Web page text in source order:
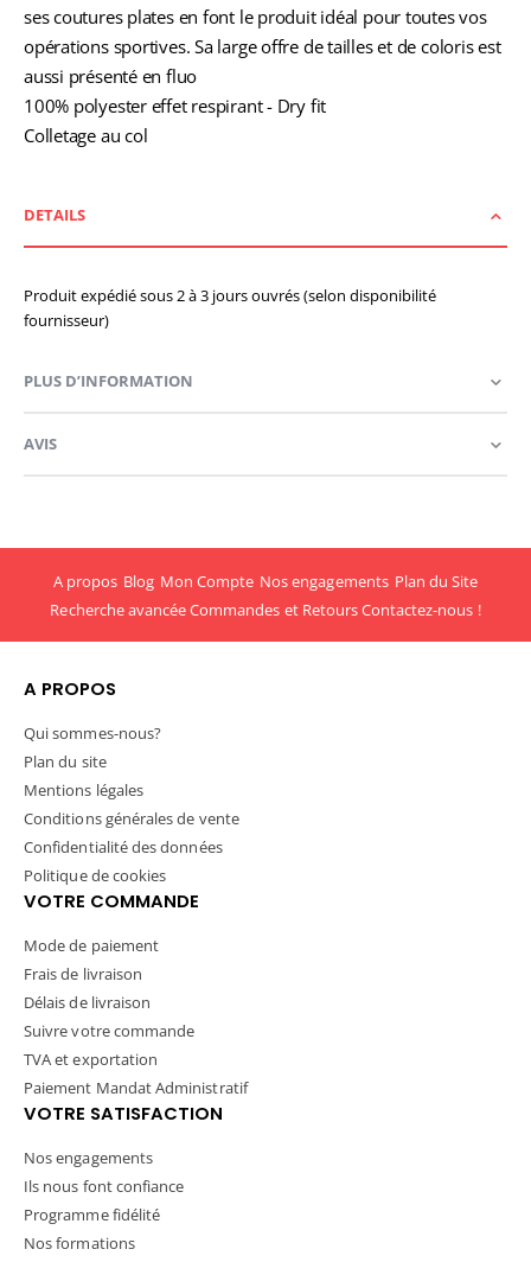
ses coutures plates en font le produit idéal pour toutes vos
opérations sportives. Sa large offre de tailles et de coloris est
aussi présenté en fluo
100% polyester effet respirant - Dry fit
Colletage au col
DETAILS
Produit expédié sous 2 à 3 jours ouvrés (selon disponibilité
fournisseur)
PLUS D’INFORMATION
AVIS
A propos Blog Mon Compte Nos engagements Plan du Site
Recherche avancéeCommandes et RetoursContactez-nous !
A PROPOS
Qui sommes-nous?
Plan du site
Mentions légales
Conditions générales de vente
Confidentialité des données
Politique de cookies
VOTRE COMMANDE
Mode de paiement
Frais de livraison
Délais de livraison
Suivre votre commande
TVA et exportation
Paiement Mandat Administratif
VOTRE SATISFACTION
Nos engagements
Ils nous font confiance
Programme fidélité
Nos formations